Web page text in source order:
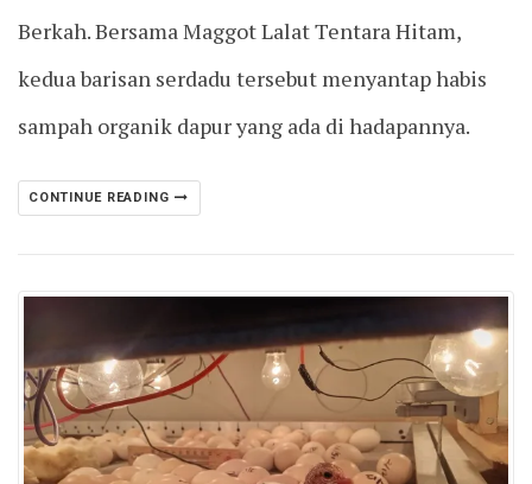
Berkah. Bersama Maggot Lalat Tentara Hitam,
kedua barisan serdadu tersebut menyantap habis
sampah organik dapur yang ada di hadapannya.
CONTINUE READING